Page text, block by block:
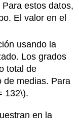
estos datos,
El valor en el
usando la
Los grados
total de
de medias. Para
132\).
en la